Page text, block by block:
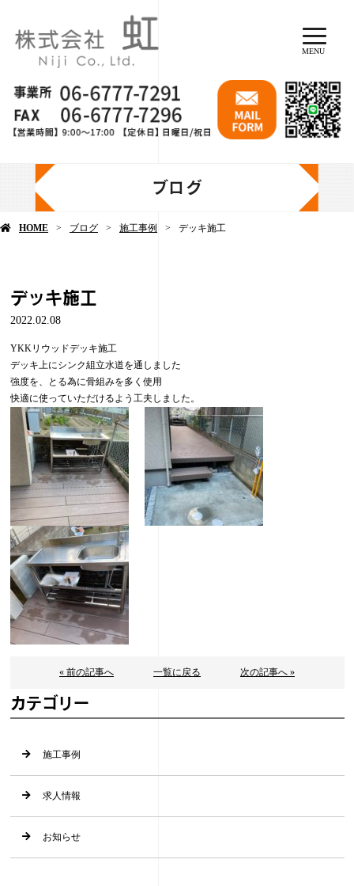
MENU
ブログ
HOME ブログ 施工事例 デッキ施工
デッキ施工
2022.02.08
YKKリウッドデッキ施工
デッキ上にシンク組立水道を通しました
強度を、とる為に骨組みを多く使用
快適に使っていただけるよう工夫しました。
« 前の記事へ 一覧に戻る 次の記事へ »
カテゴリー
施工事例
求人情報
お知らせ